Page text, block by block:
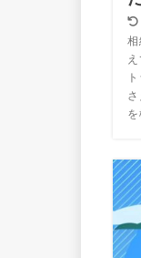
相
さ
を